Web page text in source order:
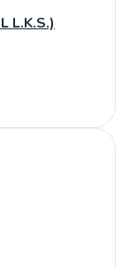
L.K.S.)